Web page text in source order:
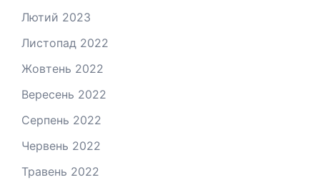
Лютий 2023
Листопад 2022
Жовтень 2022
Вересень 2022
Серпень 2022
Червень 2022
Травень 2022